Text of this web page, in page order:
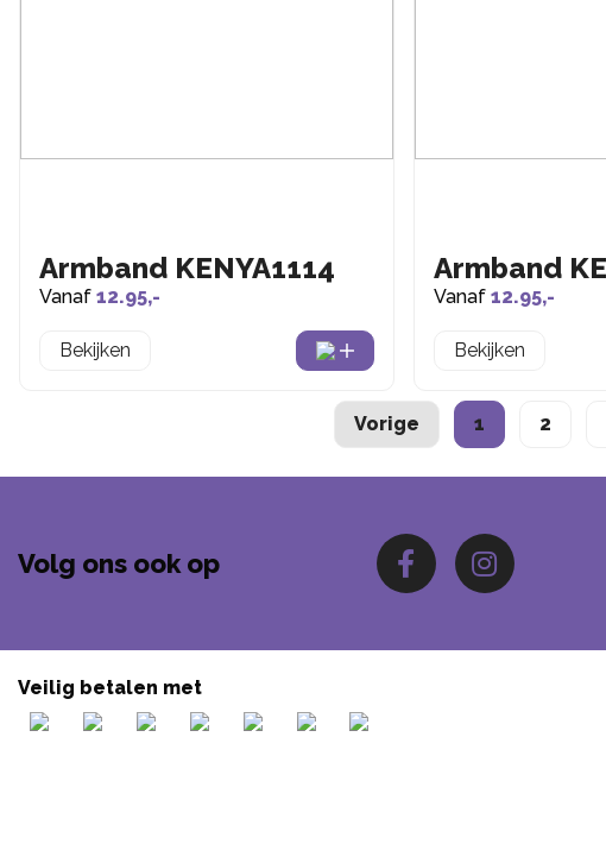
Armband KENYA1114
Vanaf 12.95,-
Bekijken
Armband
Vanaf 12.95,-
Bekijken
Vorige 1 2
Volg ons ook op
Veilig betalen met